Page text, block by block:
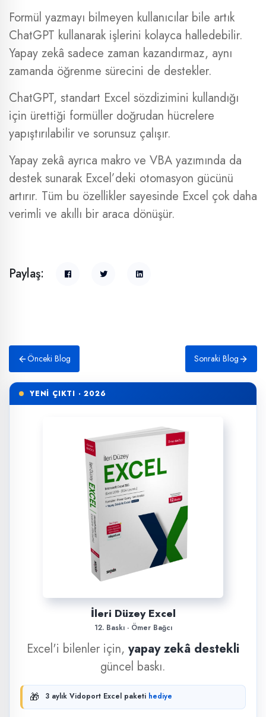
Formül yazmayı bilmeyen kullanıcılar bile artık
ChatGPT kullanarak işlerini kolayca halledebilir.
Yapay zekâ sadece zaman kazandırmaz, aynı
zamanda öğrenme sürecini de destekler.
ChatGPT, standart Excel sözdizimini kullandığı
için ürettiği formüller doğrudan hücrelere
yapıştırılabilir ve sorunsuz çalışır.
Yapay zekâ ayrıca makro ve VBA yazımında da
destek sunarak Excel’deki otomasyon gücünü
artırır. Tüm bu özellikler sayesinde Excel çok daha
verimli ve akıllı bir araca dönüşür.
Paylaş:
Önceki Blog Sonraki Blog
YENİ ÇIKTI · 2026
İleri Düzey Excel
12. Baskı · Ömer Bağcı
Excel'i bilenler için, yapay zekâ destekli
güncel baskı.
🎁 3 aylık Vidoport Excel paketi hediye